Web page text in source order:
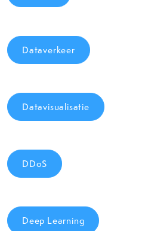
Dataverkeer
Datavisualisatie
DDoS
Deep Learning